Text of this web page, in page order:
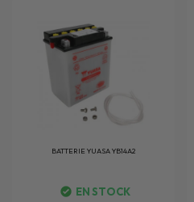
BATTERIE YUASA YB14A2
EN STOCK